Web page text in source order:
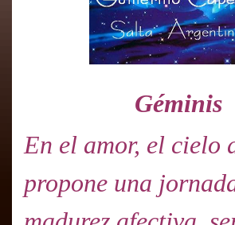
Géminis
En el amor, el cielo
propone una